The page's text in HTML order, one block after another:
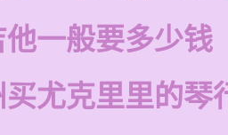
他一般要多少钱
尤克里里的琴